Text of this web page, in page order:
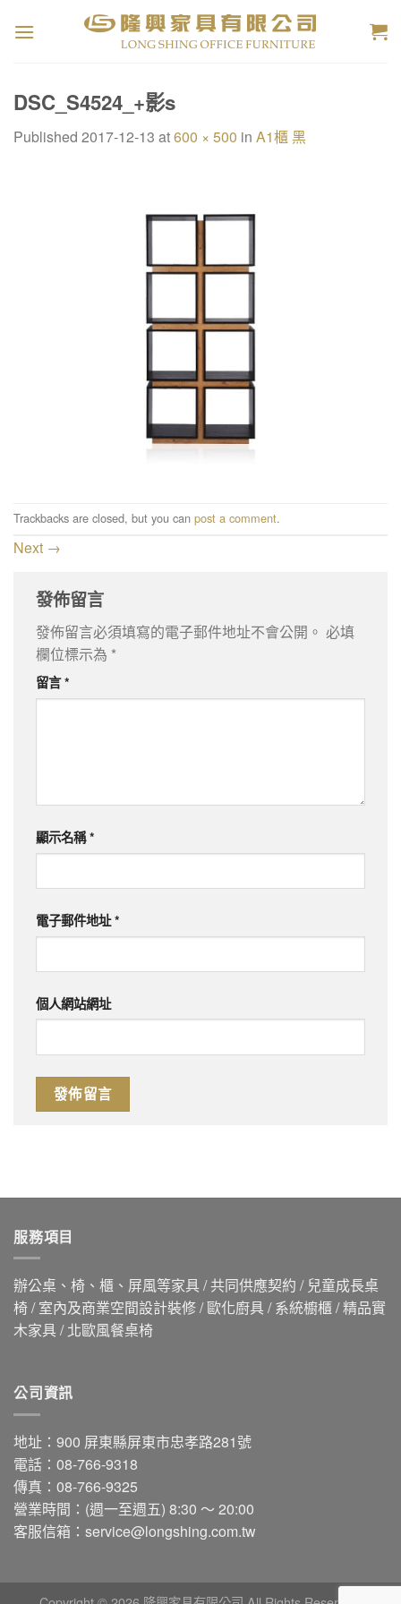
DSC_S4524_+影s
Published 2017-12-13 at600 × 500 in A1櫃 黑
Trackbacks are closed, but you can post a comment.
Next →
發佈留言
發佈留言必須填寫的電子郵件地址不會公開。 必填
欄位標示為 *
留言*
顯示名稱*
電子郵件地址*
個人網站網址
服務項目
辦公桌、椅、櫃、屏風等家具 / 共同供應契約 / 兒童成長桌
椅 / 室內及商業空間設計裝修 / 歐化廚具 / 系統櫥櫃 / 精品實
木家具 / 北歐風餐桌椅
公司資訊
地址：900 屏東縣屏東市忠孝路281號
電話：08-766-9318
傳真：08-766-9325
營業時間：(週一至週五) 8:30 ～ 20:00
客服信箱： service@longshing.com.tw